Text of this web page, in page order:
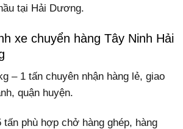
tại Hải Dương.
xe chuyển hàng Tây Ninh Hải
– 1 tấn chuyên nhận hàng lẻ, giao
quận huyện.
tấn phù hợp chở hàng ghép, hàng